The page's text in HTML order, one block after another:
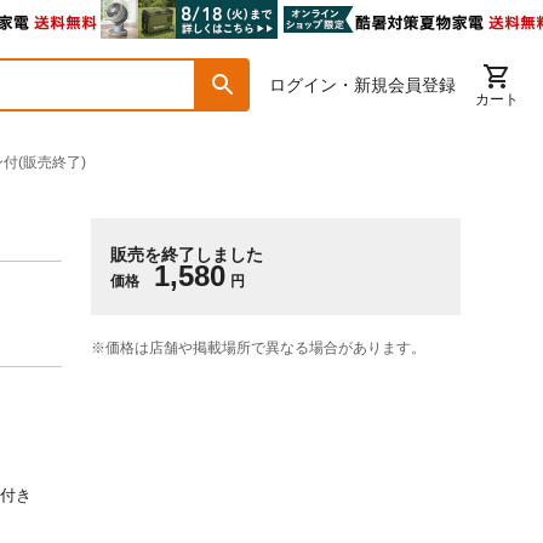
ログイン・新規会員登録
カート
(販売終了)
販売を終了しました
価格 1,580 円
※価格は​店舗や​掲載場所で​異なる​場合が​あります。
き